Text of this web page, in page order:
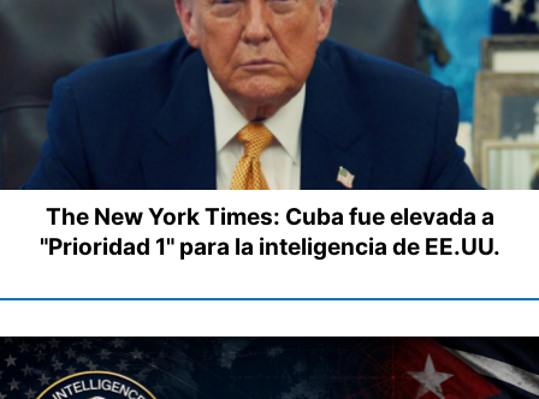
The New York Times: Cuba fue elevada a
"Prioridad 1" para la inteligencia de EE.UU.